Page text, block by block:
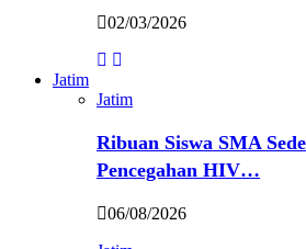
02/03/2026
Jatim
Jatim
Ribuan Siswa SMA
Pencegahan HIV…
06/08/2026